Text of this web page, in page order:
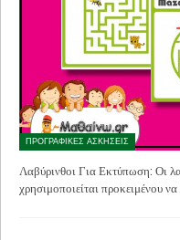
ΠΡΟΓΡΑΦΙΚΕΣ ΑΣΚΗΣΕΙΣ
Λαβύρινθοι Για Εκτύπωση: Οι
χρησιμοποιείται προκειμένου